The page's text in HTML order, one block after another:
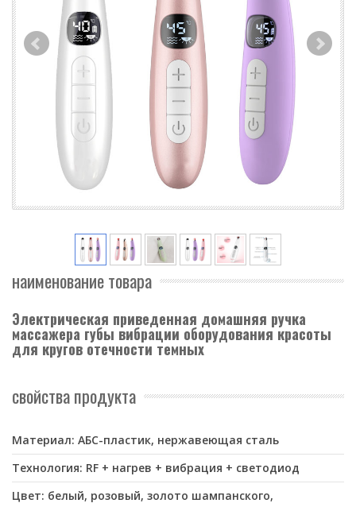
наименование товара
Электрическая приведенная домашняя ручка
массажера губы вибрации оборудования красоты
для кругов отечности темных
свойства продукта
Материал: АБС-пластик, нержавеющая сталь
Технология: RF + нагрев + вибрация + светодиод
Цвет: белый, розовый, золото шампанского,